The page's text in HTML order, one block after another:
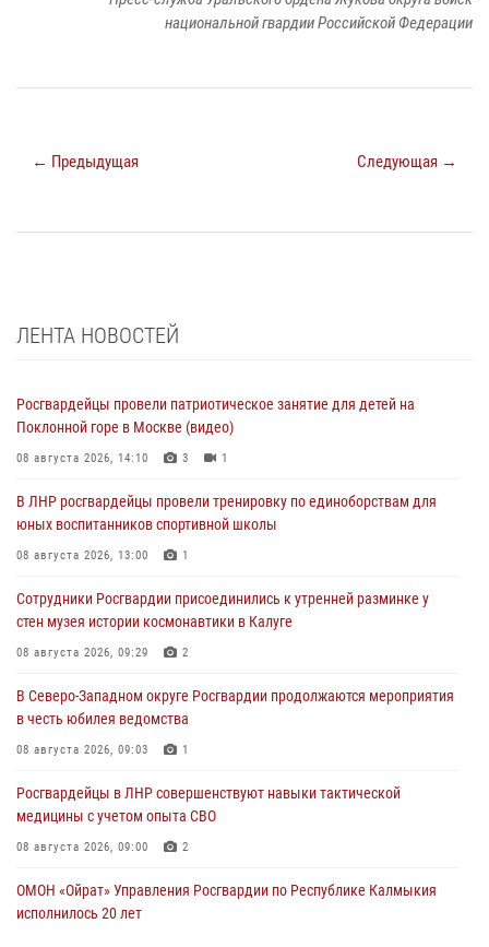
национальной гвардии Российской Федерации
← Предыдущая Следующая →
ЛЕНТА НОВОСТЕЙ
Росгвардейцы провели патриотическое занятие для детей на
Поклонной горе в Москве (видео)
08 августа 2026, 14:10 3 1
В ЛНР росгвардейцы провели тренировку по единоборствам для
юных воспитанников спортивной школы
08 августа 2026, 13:00 1
Сотрудники Росгвардии присоединились к утренней разминке у
стен музея истории космонавтики в Калуге
08 августа 2026, 09:29 2
В Северо-Западном округе Росгвардии продолжаются мероприятия
в честь юбилея ведомства
08 августа 2026, 09:03 1
Росгвардейцы в ЛНР совершенствуют навыки тактической
медицины с учетом опыта СВО
08 августа 2026, 09:00 2
ОМОН «Ойрат» Управления Росгвардии по Республике Калмыкия
исполнилось 20 лет